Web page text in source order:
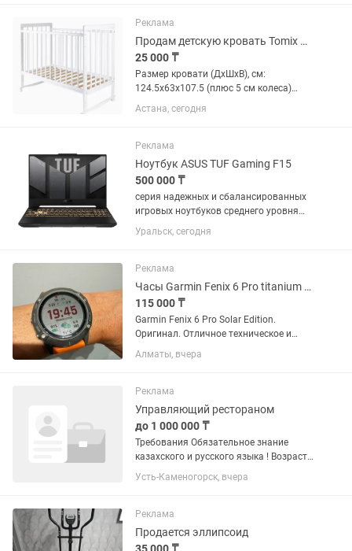
монтировать рекламные ролики,...
Реклама
Продам детскую кровать Tomix Nicole, матрас входит в комплект
25 000 ₸
Размер кровати (ДхШхВ), см:
124.5х63х107.5 (плюс 5 см колеса)
Размер спального ложа (матраса), см:
120х60 В отличном состоянии,
расположения дна. Верхний уровень...
Астана, сегодня
Реклама
Ноутбук ASUS TUF Gaming F15
500 000 ₸
серия надежных и сбалансированных
игровых ноутбуков среднего уровня
(15.6") от ASUS. Они оснащаются
процессорами Intel Core (10-12
(2050–3060) и экранами с...
Уральск, сегодня
Реклама
Часы Garmin Fenix 6 Pro titanium Solar edition
115 000 ₸
Garmin Fenix 6 Pro Solar Edition.
Оригинал. Отличное техническое и
внешнее состояние. Солнечная
подзарядка, GPS, цветные карты,
сна и уровня кислорода в крови....
Алматы, вчера
Реклама
Управляющий рестораном
до 1 000 000 ₸
Требования Обязательное знание
казахского и русского языка ! Возраст
30+ Образование и опыт Высшее или
среднее специальное образование.
Усть-Каменогорск, вчера
Реклама
Продается эллипсоид